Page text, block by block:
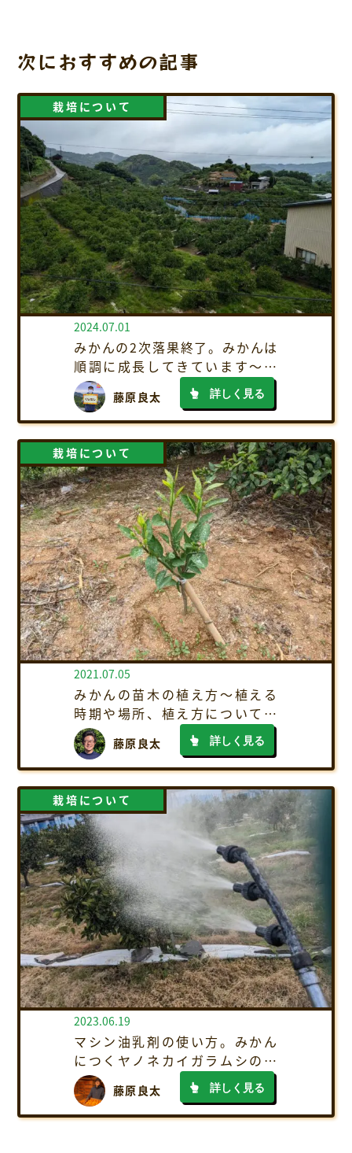
次におすすめの記事
2024.07.01
みかんの2次落果終了。みかんは
順調に成長してきています～み
かん日記2024年7月編～
藤原良太 詳しく見る
栽培について
2021.07.05
みかんの苗木の植え方～植える
時期や場所、植え方についてご
紹介
藤原良太 詳しく見る
栽培について
2023.06.19
マシン油乳剤の使い方。みかん
につくヤノネカイガラムシの駆
除方法、農薬散布のやり方を解
説！
藤原良太 詳しく見る
栽培について